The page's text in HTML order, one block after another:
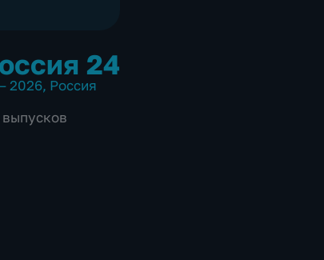
24
2026, Россия
выпусков